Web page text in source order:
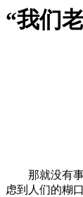
“我们
那就没有事
虑到人们的糊